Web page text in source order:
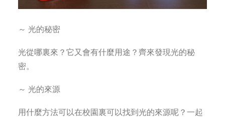
～ 光的秘密
光從哪裏來？它又會有什麼用途？齊來發現光的秘
密。
～ 光的來源
用什麼方法可以在校園裏可以找到光的來源呢？一起